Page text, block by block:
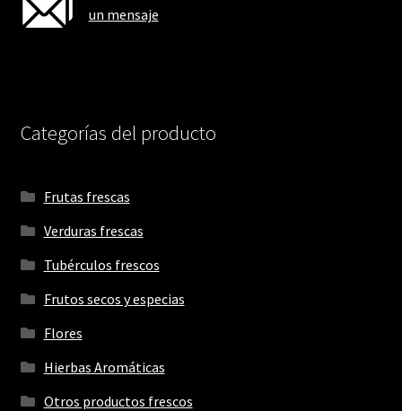
un mensaje
Categorías del producto
Frutas frescas
Verduras frescas
Tubérculos frescos
Frutos secos y especias
Flores
Hierbas Aromáticas
Otros productos frescos